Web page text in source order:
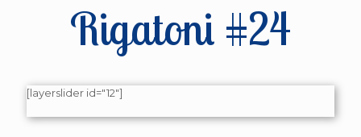
Rigatoni #24
[layerslider id="12"]